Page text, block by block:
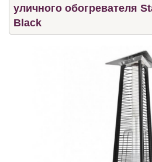
уличного обогревателя
Black